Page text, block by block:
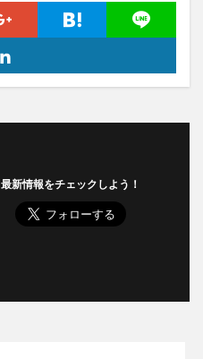
最新情報をチェックしよう！